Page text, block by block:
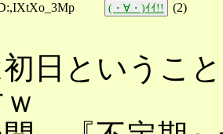
(・∀・)ｲｲ!! (2)
日というこ